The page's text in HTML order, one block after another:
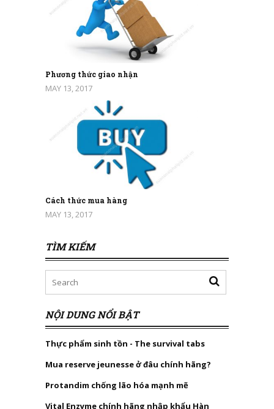
Phương thức giao nhận
MAY 13, 2017
Cách thức mua hàng
MAY 13, 2017
TÌM KIẾM
NỘI DUNG NỔI BẬT
Thực phẩm sinh tồn - The survival tabs
Mua reserve jeunesse ở đâu chính hãng?
Protandim chống lão hóa mạnh mẽ
Vital Enzyme chính hãng nhập khẩu Hàn